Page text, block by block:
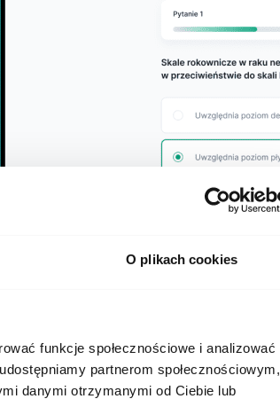
O plikach cookies
funkcje społecznościowe i analizować
partnerom społecznościowym,
danymi otrzymanymi od Ciebie lub